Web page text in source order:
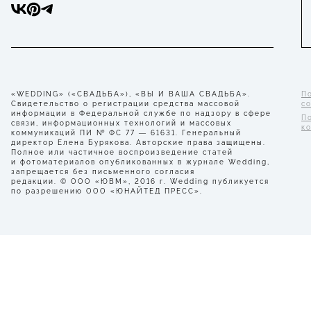
«WEDDING» («СВАДЬБА»), «ВЫ И ВАША СВАДЬБА».
Свидетельство о регистрации средства массовой
информации в Федеральной службе по надзору в сфере
связи, информационных технологий и массовых
коммуникаций ПИ № ФС 77 — 61631. Генеральный
директор Елена Бурякова. Авторские права защищены.
Полное или частичное воспроизведение статей
и фотоматериалов опубликованных в журнале Wedding,
запрещается без письменного согласия
редакции. © ООО «ЮВМ», 2016 г. Wedding публикуется
по разрешению ООО «ЮНАЙТЕД ПРЕСС».